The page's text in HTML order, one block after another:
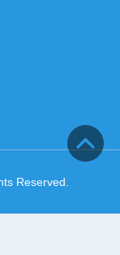
Reserved.